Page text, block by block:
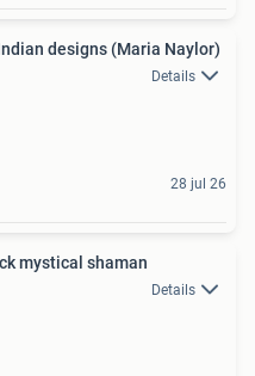
designs (Maria Naylor)
Details
28 jul 26
mystical shaman
Details